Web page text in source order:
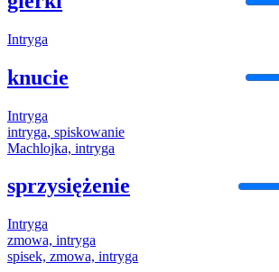
Intryga
knucie
Intryga
intryga, spiskowanie
Machlojka, intryga
sprzysiężenie
Intryga
zmowa, intryga
spisek, zmowa, intryga